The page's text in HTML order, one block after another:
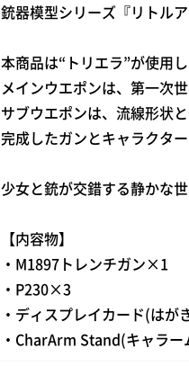
銃器模型シリーズ『リトル
本商品は“トリエラ”が使用
メインウエポンは、第一次
サブウエポンは、流線形状
完成したガンとキャラクタ
少女と銃が交錯する静かな
【内容物】
・M1897トレンチガン×1
・P230×3
・ディスプレイカード(は
・CharArm Stand(キャラ